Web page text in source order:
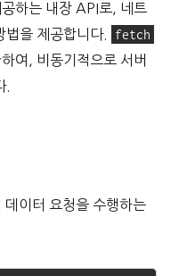
하는 내장 API로, 네트
법을 제공합니다.
fetch
여, 비동기적으로 서버
.
데이터 요청을 수행하는